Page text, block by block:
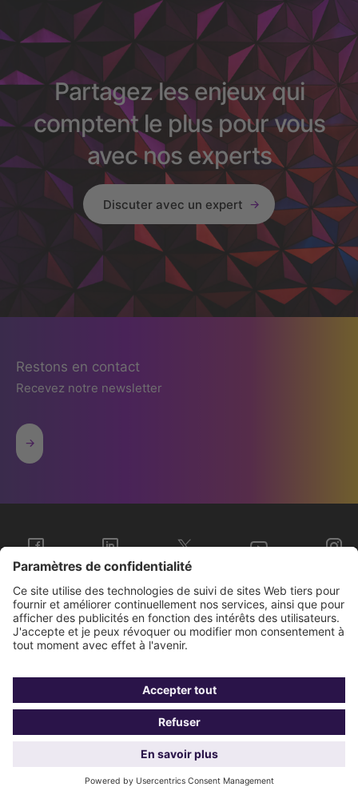
Partagez les enjeux qui
comptent le plus pour vous
avec nos experts
Discuter avec un expert
Restons en contact
Recevez notre newsletter
Sopra Steria Groupe
Investisseurs
Nous connaître
Contact
Données
personnelles